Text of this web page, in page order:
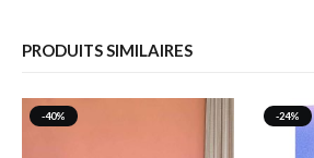
PRODUITS SIMILAIRES
-40% -24%